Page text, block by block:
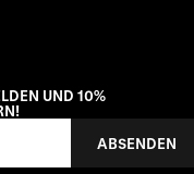
UND 10%
ABSENDEN